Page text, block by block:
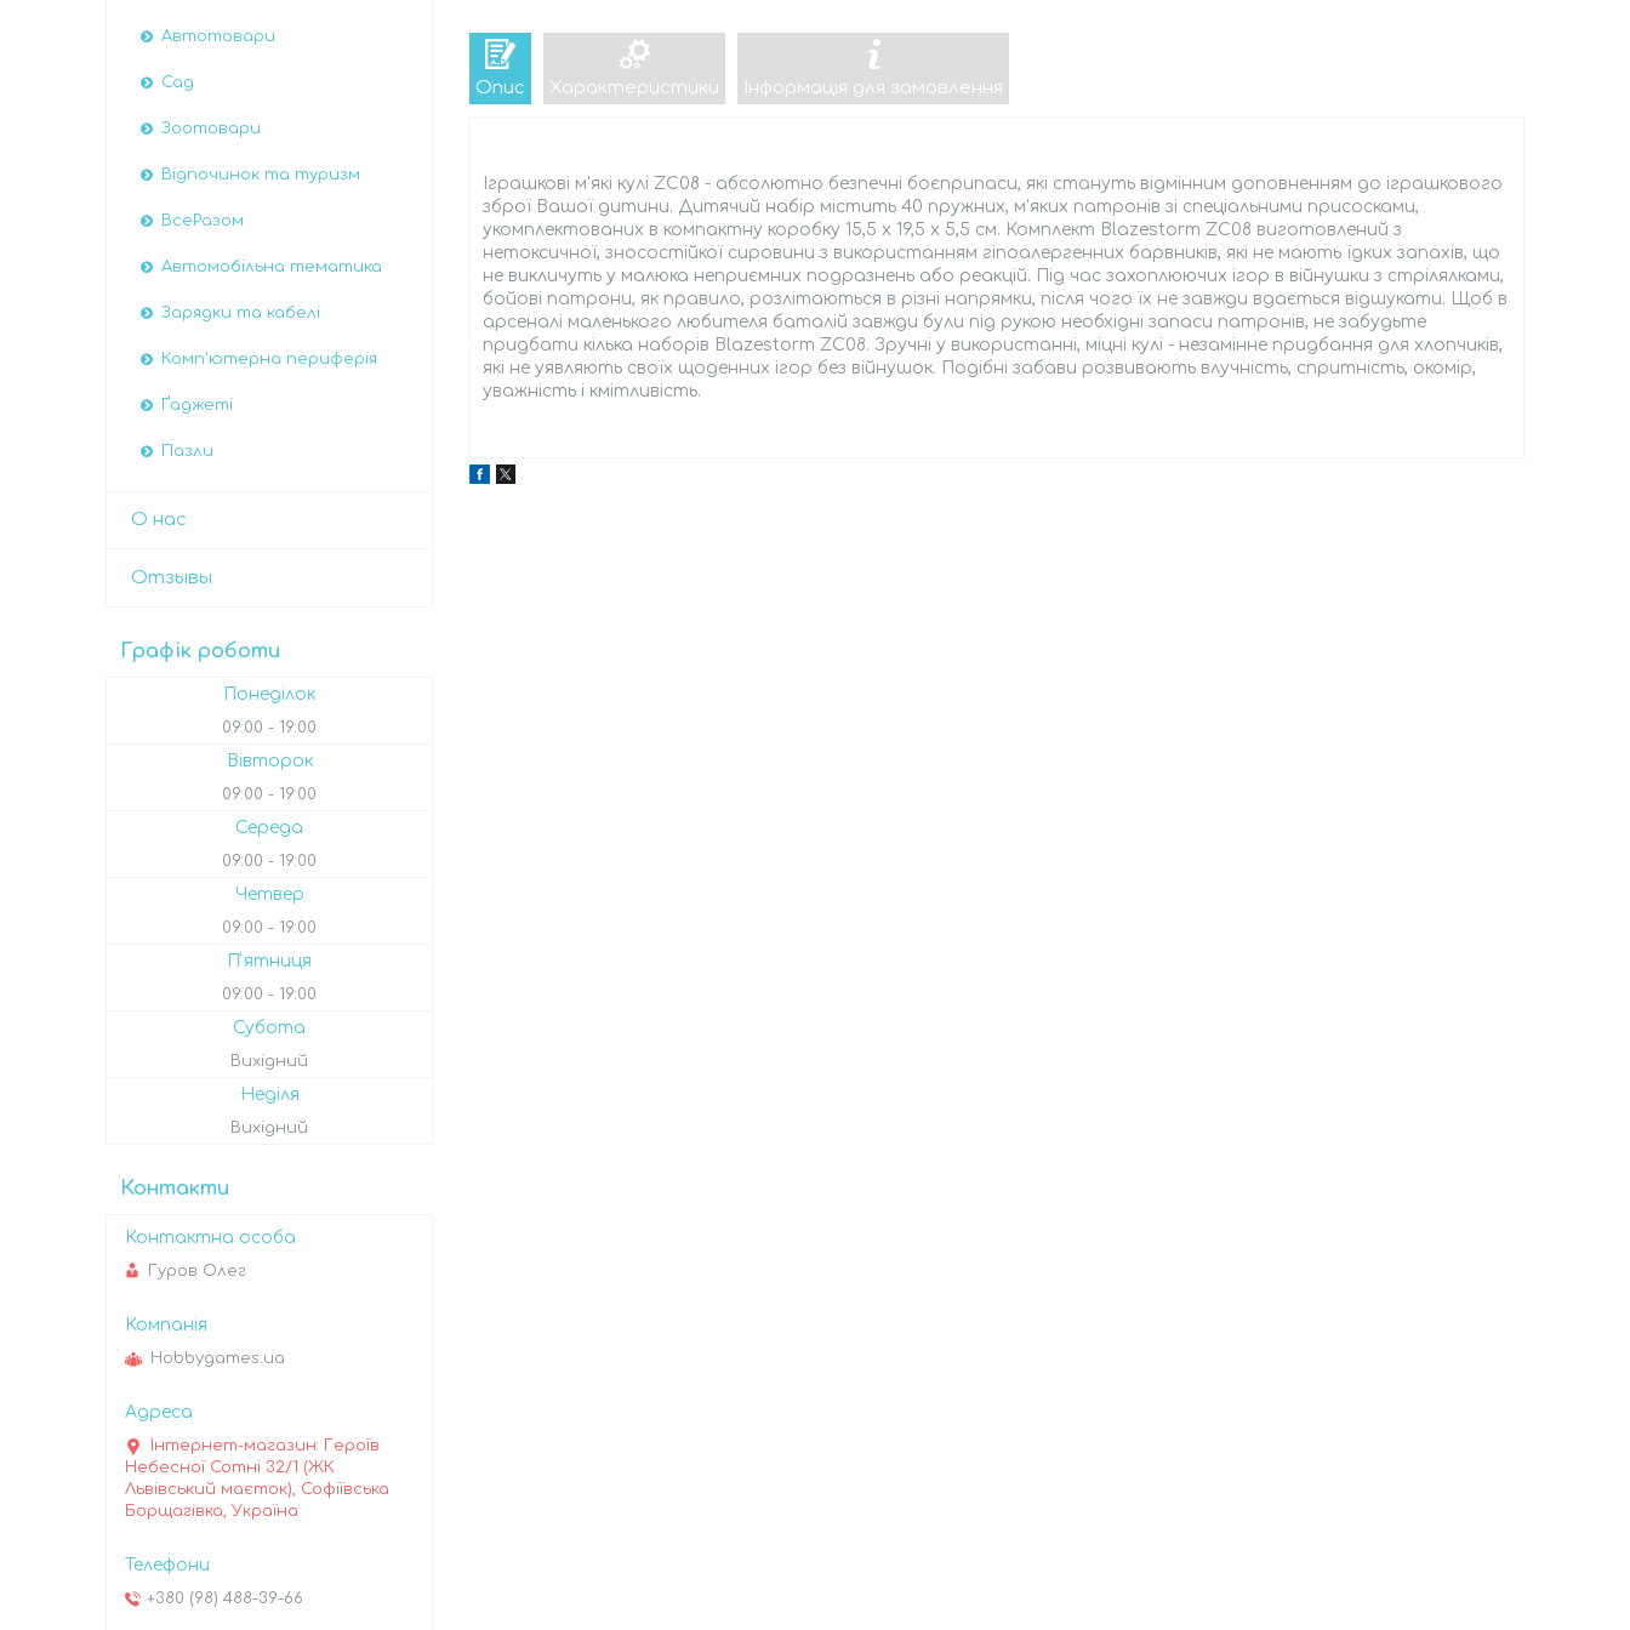
Опис Характеристики Інформація для замовлення
Іграшкові м'які кулі ZC08 - абсолютно безпечні боєприпаси, які стануть відмінним доповненням до іграшкового
зброї Вашої дитини. Дитячий набір містить 40 пружних, м'яких патронів зі спеціальними присосками,
укомплектованих в компактну коробку 15,5 х 19,5 х 5,5 см. Комплект Blazestorm ZC08 виготовлений з
нетоксичної, зносостійкої сировини з використанням гіпоалергенних барвників, які не мають їдких запахів, що
не викличуть у малюка неприємних подразнень або реакцій. Під час захоплюючих ігор в війнушки з стрілялками,
бойові патрони, як правило, розлітаються в різні напрямки, після чого їх не завжди вдається відшукати. Щоб в
арсеналі маленького любителя баталій завжди були під рукою необхідні запаси патронів, не забудьте
придбати кілька наборів Blazestorm ZC08. Зручні у використанні, міцні кулі - незамінне придбання для хлопчиків,
які не уявляють своїх щоденних ігор без війнушок. Подібні забави розвивають влучність, спритність, окомір,
уважність і кмітливість.
Автотовари
Сад
Зоотовари
Відпочинок та туризм
ВсеРазом
Автомобiльна тематика
Зарядки та кабелі
Комп'ютерна периферія
Ґаджеті
Пазли
О нас
Отзывы
Графік роботи
Понеділок
09:00 19:00
Вівторок
09:00 19:00
Середа
09:00 19:00
Четвер
09:00 19:00
Пʼятниця
09:00 19:00
Субота
Вихідний
Неділя
Вихідний
Контакти
Гуров Олег
Hobbygames.ua
Інтернет-магазин: Героїв
Небесної Сотні 32/1 (ЖК
Львівський маєток), Софіївська
Борщагівка, Україна
+380 (98) 488-39-66